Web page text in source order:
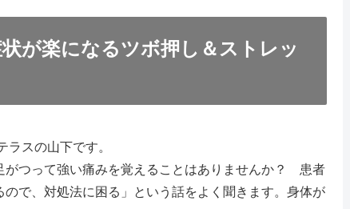
が楽になるツボ押し＆ストレッ
スの山下です。
つって強い痛みを覚えることはありませんか？ 患者
で、対処法に困る」という話をよく聞きます。身体が